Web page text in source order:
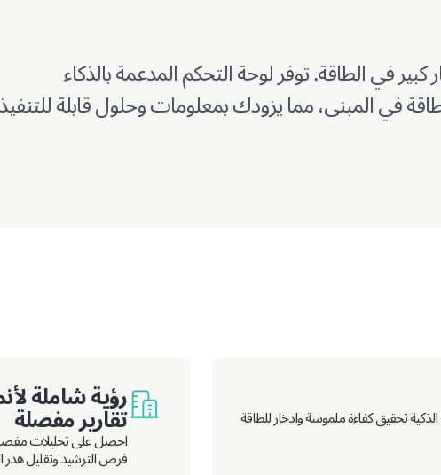
في الطاقة. توفر لوحة التحكم المدعمة بالذكاء
في المبنى، مما يزودك بمعلومات وحلول قابلة للتنفيذ
الذكية تحقيق كفاءة ملموسة وادخار للطاقة رؤية شاملة
تقارير مفصلة
احصل على تحليلات
فرص الترشيد وتقليل هدر